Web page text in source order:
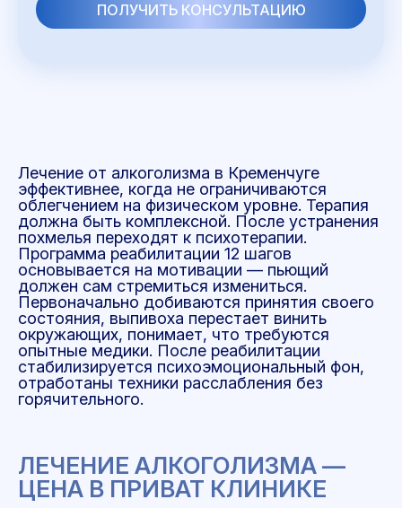
Лечение от алкоголизма в Кременчуге
эффективнее, когда не ограничиваются
облегчением на физическом уровне. Терапия
должна быть комплексной. После устранения
похмелья переходят к психотерапии.
Программа реабилитации 12 шагов
основывается на мотивации — пьющий
должен сам стремиться измениться.
Первоначально добиваются принятия своего
состояния, выпивоха перестает винить
окружающих, понимает, что требуются
опытные медики. После реабилитации
стабилизируется психоэмоциональный фон,
отработаны техники расслабления без
горячительного.
ЛЕЧЕНИЕ АЛКОГОЛИЗМА —
ЦЕНА В ПРИВАТ КЛИНИКЕ